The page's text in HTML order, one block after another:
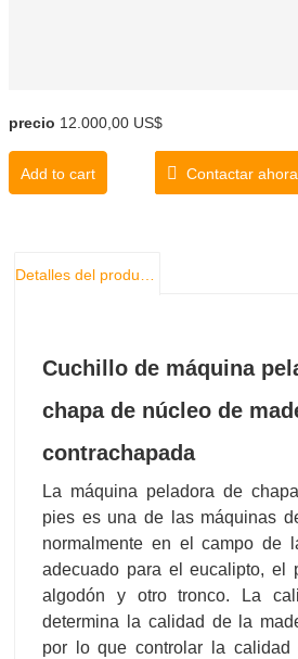
precio 12.000,00 US$
Add to cart Contactar ahora
Detalles del producto
Cuchillo de máquina
chapa de núcleo de
contrachapada
La máquina peladora de
pies es una de las máquinas
normalmente en el campo de
adecuado para el eucalipto, el
algodón y otro tronco. La
determina la calidad de la
por lo que controlar la